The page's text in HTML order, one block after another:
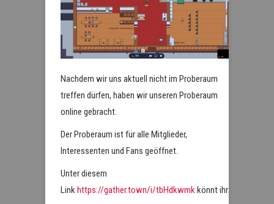
Nachdem wir uns aktuell nicht im Proberaum
treffen dürfen, haben wir unseren Proberaum
online gebracht.
Der Proberaum ist für alle Mitglieder,
Interessenten und Fans geöffnet.
Unter diesem
Link https://gather.town/i/tbHdkwmk könnt ihr: